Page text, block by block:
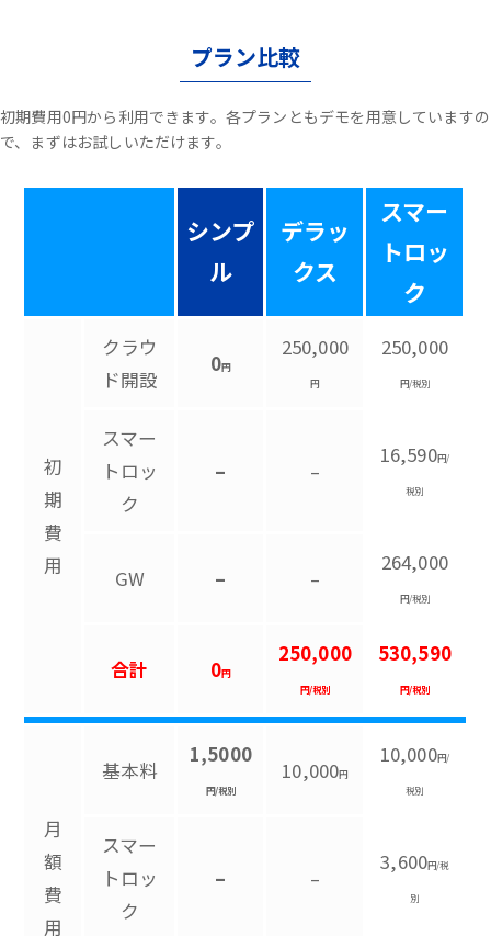
プラン比較
初期費用0円から利用できます。各プランともデモを用意していますの
で、まずはお試しいただけます。
シンプ
ル
デラッ
クス
スマー
トロッ
ク
初
期
費
用
クラウ
ド開設
0円
250,000
円
250,000
円/税別
スマー
トロッ
ク
– –
16,590円/
税別
GW – –
264,000
円/税別
合計 0円
250,000
円/税別
530,590
円/税別
月
額
費
用
基本料
1,5000
円/税別
10,000円
10,000円/
税別
スマー
トロッ
ク
– –
3,600円/税
別